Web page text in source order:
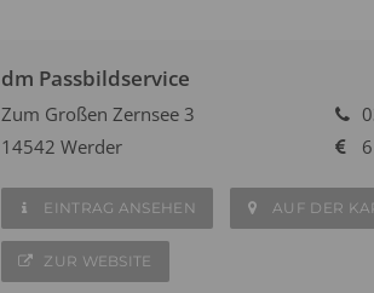
dm Passbildservice
Zum Großen Zernsee 3
14542 Werder
EINTRAG ANSEHEN AUF DER
ZUR WEBSITE